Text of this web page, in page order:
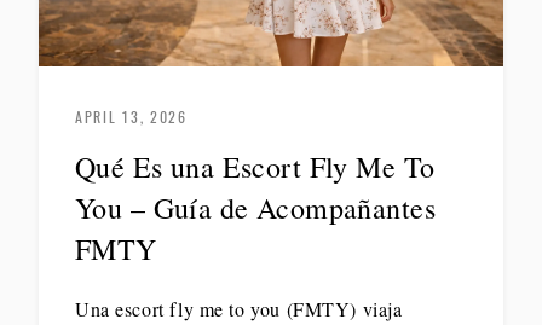
APRIL 13, 2026
Qué Es una Escort Fly Me To
You – Guía de Acompañantes
FMTY
Una escort fly me to you (FMTY) viaja